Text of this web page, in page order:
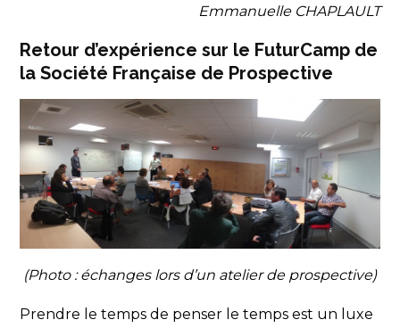
Emmanuelle CHAPLAULT
Retour d’expérience sur le FuturCamp de
la Société Française de Prospective
(Photo : échanges lors d’un atelier de prospective)
Prendre le temps de penser le temps est un luxe